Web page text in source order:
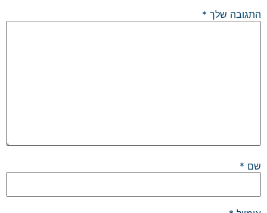
התגובה שלך *
שם *